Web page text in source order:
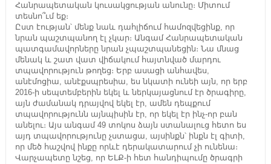
Հանրապետական կուսակցության անունը։ Միտում
տեսնո՞ւմ եք։
Ըստ էության՝ մենք նաև դահլիճում համոզվեցինք, որ
նրան պաշտպանող էլ չկար։ Անգամ Հանրապետական
պատգամավորները նրան չպաշտպանեցին։ Նա մնաց
մենակ և շատ վատ վիճակում հայտնված մարդու
տպավորություն թողեց։ Երբ ասացի անհավես,
անէմոցիա, անէքսպրեսիա, ես նկատի ունեի այն, որ երբ
2016-ի սեպտեմբերին եկել և ներկայացնում էր ծրագիրը,
այն ժամանակ դրայվով եկել էր, ամեն դեպքում
տպավորությունն այնպիսին էր, որ եկել էր ինչ-որ բան
անելու։ Այս անգամ 49 տոկոս ձայն ստանալուց հետո ես
այդ տպավորությունը չստացա, այսինքն՝ ինքն էլ գիտի,
որ մեծ հաշվով ինքը որևէ դերակատարում չի ունենա։
Վարչապետը նշեց, որ ԵԼՔ-ի հետ հանդիպումը ծրագրի